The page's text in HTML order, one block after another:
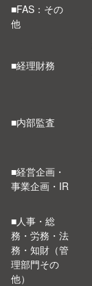
■FAS：その
他
■経理財務
■内部監査
■経営企画・
事業企画・IR
■人事・総
務・労務・法
務・知財（管
理部門その
他）